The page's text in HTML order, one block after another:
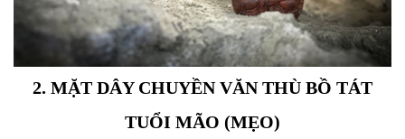
2. MẶT DÂY CHUYỀN VĂN THÙ BỒ TÁT
TUỔI MÃO (MẸO)